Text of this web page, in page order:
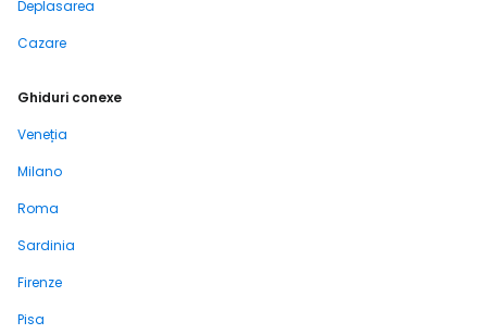
Deplasarea
Cazare
Ghiduri conexe
Veneția
Milano
Roma
Sardinia
Firenze
Pisa